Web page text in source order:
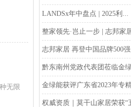
无限
LANDSx年中盘点 | 2025利...
整家领先·岂止一步 | 志邦家
志邦家居 再登中国品牌500强
黔东南州党政代表团莅临金
金绿能获评广东省2023年专
权威资质｜莫干山家居荣获“